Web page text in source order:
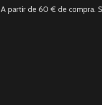
A partir de 60 € de compra.